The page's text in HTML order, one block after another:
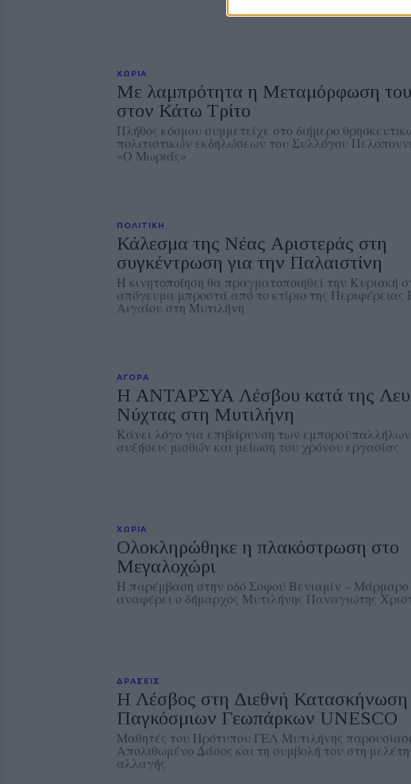
ΧΩΡΙΑ
Με λαμπρότητα η Μεταμόρφωση
στον Κάτω Τρίτο
Πλήθος κόσμου συμμετείχε στο διήμερο
πολιτιστικών εκδηλώσεων του Συλλόγου
«Ο Μωριάς»
ΠΟΛΙΤΙΚΗ
Κάλεσμα της Νέας Αριστεράς στη
συγκέντρωση για την Παλαιστίνη
Η κινητοποίηση θα πραγματοποιηθεί την Κυριακή
απόγευμα μπροστά από το κτίριο της Περιφέρειας
Αιγαίου στη Μυτιλήνη
ΑΓΟΡΑ
Η ΑΝΤΑΡΣΥΑ Λέσβου κατά της
Νύχτας στη Μυτιλήνη
Κάνει λόγο για επιβάρυνση των εμποροϋπαλλήλων
αυξήσεις μισθών και μείωση του χρόνου εργασίας
ΧΩΡΙΑ
Ολοκληρώθηκε η πλακόστρωση στο
Μεγαλοχώρι
Η παρέμβαση στην οδό Σοφού Βενιαμίν –
αναφέρει ο δήμαρχος Μυτιλήνης Παναγιώτης
ΔΡΑΣΕΙΣ
Η Λέσβος στη Διεθνή
Παγκόσμιων Γεωπάρκων UNESCO
Μαθητές του Πρότυπου ΓΕΛ Μυτιλήνης
Απολιθωμένο Δάσος και τη συμβολή του στη μελέτη
αλλαγής